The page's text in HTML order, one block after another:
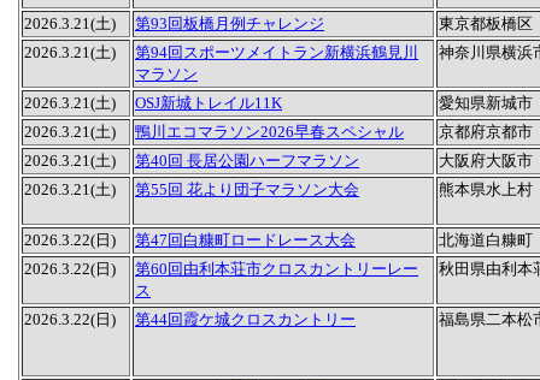
2026.3.21(土) 第93回板橋月例チャレンジ
東京都板橋区
2026.3.21(土)
第94回スポーツメイトラン新横浜鶴見川
マラソン
神奈川県横浜
2026.3.21(土) OSJ新城トレイル11K
愛知県新城市
2026.3.21(土)
鴨川エコマラソン2026早春スペシャル
京都府京都市
2026.3.21(土)
第40回 長居公園ハーフマラソン
大阪府大阪市
2026.3.21(土)
第55回 花より団子マラソン大会 熊本県水上村
2026.3.22(日) 第47回白糠町ロードレース大会
北海道白糠町
2026.3.22(日)
第60回由利本荘市クロスカントリーレー
ス
秋田県由利本
2026.3.22(日) 第44回霞ケ城クロスカントリー 福島県二本松